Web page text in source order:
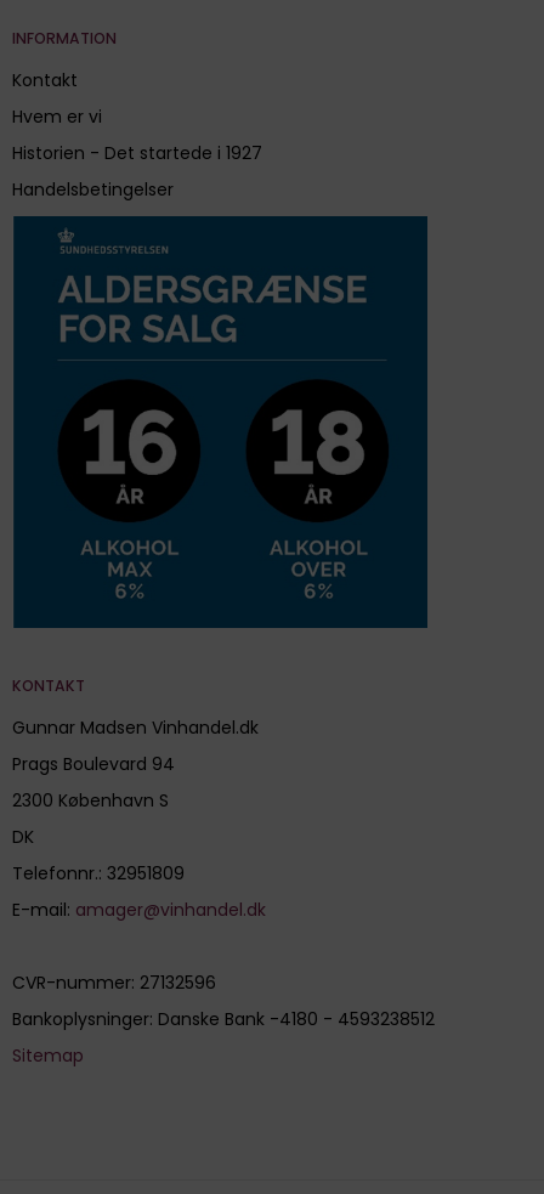
INFORMATION
Kontakt
Hvem er vi
Historien - Det startede i 1927
Handelsbetingelser
KONTAKT
Gunnar Madsen Vinhandel.dk
Prags Boulevard 94
2300 København S
DK
Telefonnr.: 32951809
E-mail: amager@vinhandel.dk
CVR-nummer: 27132596
Bankoplysninger: Danske Bank -4180 - 4593238512
Sitemap